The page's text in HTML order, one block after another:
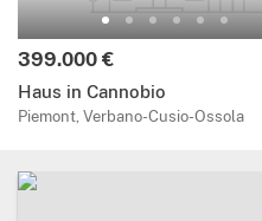
Preis:
399.000 €
Haus in Cannobio
Piemont, Verbano-Cusio-Ossola